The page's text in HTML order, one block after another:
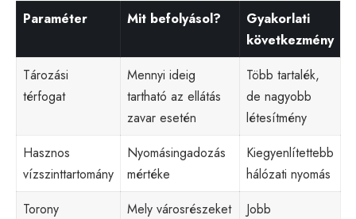
Paraméter
Mit befolyásol?
Gyakorlati
következmény
Tározási
térfogat
Mennyi ideig
tartható az ellátás
zavar esetén
Több tartalék,
de nagyobb
létesítmény
Hasznos
vízszinttartomány
Nyomásingadozás
mértéke
Kiegyenlítettebb
hálózati nyomás
Torony
Mely városrészeket
Jobb